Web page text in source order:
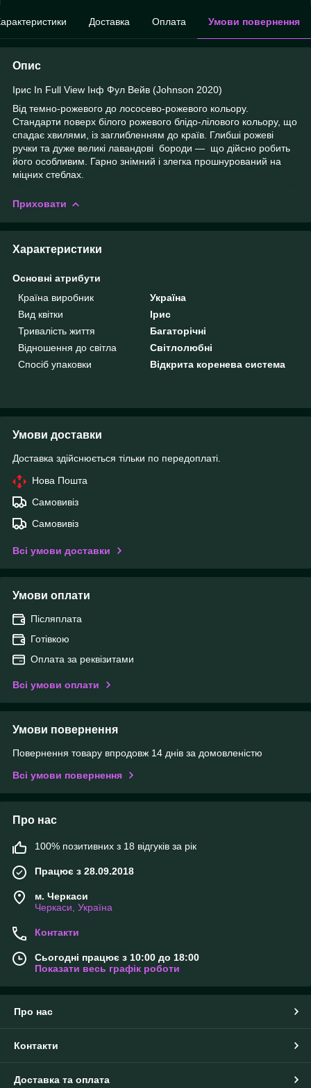
Доставка Оплата Умови повернення
Опис
Ірис In Full View Інф Фул Вейв (Johnson 2020)
Від темно-рожевого до лососево-рожевого кольору.
Стандарти поверх білого рожевого блідо-лілового кольору, що
спадає хвилями, із заглибленням до країв. Глибші рожеві
ручки та дуже великі лавандові бороди — що дійсно робить
його особливим. Гарно знімний і злегка прошнурований на
міцних стеблах.
Приховати
Характеристики
Основні атрибути
Країна виробник
Україна
Вид квітки
Ірис
Тривалість життя
Багаторічні
Відношення до світла
Світлолюбні
Спосіб упаковки
Відкрита коренева система
Умови доставки
Доставка здійснюється тільки по передоплаті.
Нова Пошта
Самовивіз
Самовивіз
Всі умови доставки
Умови оплати
Післяплата
Готівкою
Оплата за реквізитами
Всі умови оплати
Умови повернення
Повернення товару впродовж 14 днів за домовленістю
Всі умови повернення
Про нас
100% позитивних з 18 відгуків за рік
Працює з 28.09.2018
м. Черкаси
Черкаси, Україна
Контакти
Сьогодні працює з 10:00 до 18:00
Показати весь графік роботи
Про нас
Контакти
Доставка та оплата